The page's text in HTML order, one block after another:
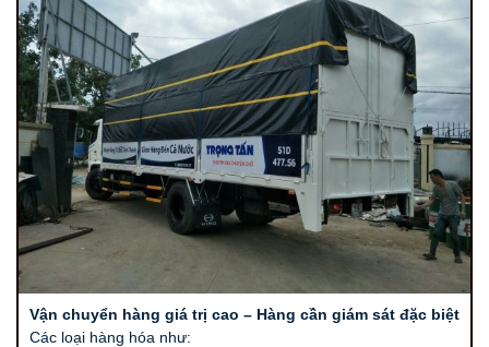
Vận chuyển hàng giá trị cao – Hàng cần giám sát đặc biệt
Các loại hàng hóa như: